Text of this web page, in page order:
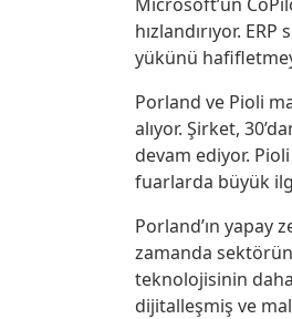
hızlandırıyor.
yükünü
Porland ve Pioli
alıyor. Şirket,
devam ediyor.
fuarlarda büyük
Porland’ın yapay
zamanda
teknolojisinin
dijitalleşmiş ve